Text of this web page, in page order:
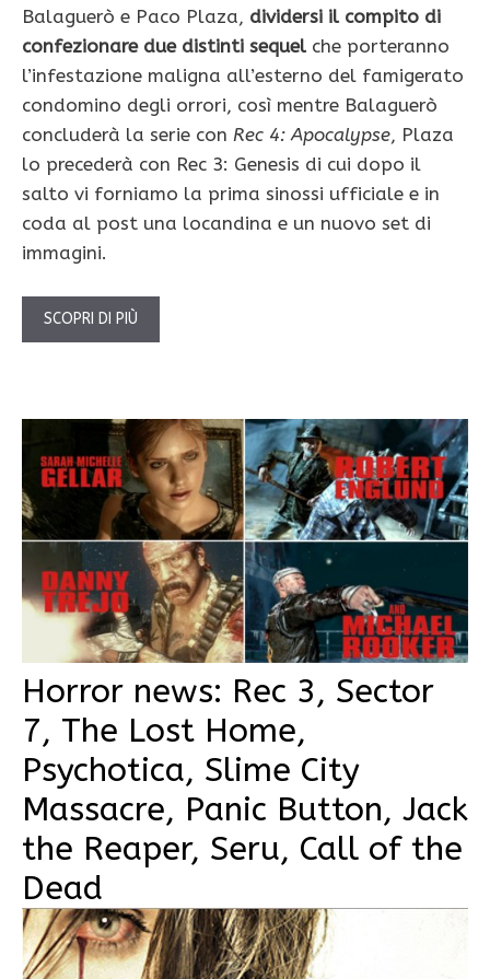
Balaguerò e Paco Plaza, dividersi il compito di
confezionare due distinti sequel che porteranno
l’infestazione maligna all’esterno del famigerato
condomino degli orrori, così mentre Balaguerò
concluderà la serie con Rec 4: Apocalypse, Plaza
lo precederà con Rec 3: Genesis di cui dopo il
salto vi forniamo la prima sinossi ufficiale e in
coda al post una locandina e un nuovo set di
immagini.
SCOPRI DI PIÙ
Horror news: Rec 3, Sector
7, The Lost Home,
Psychotica, Slime City
Massacre, Panic Button, Jack
the Reaper, Seru, Call of the
Dead